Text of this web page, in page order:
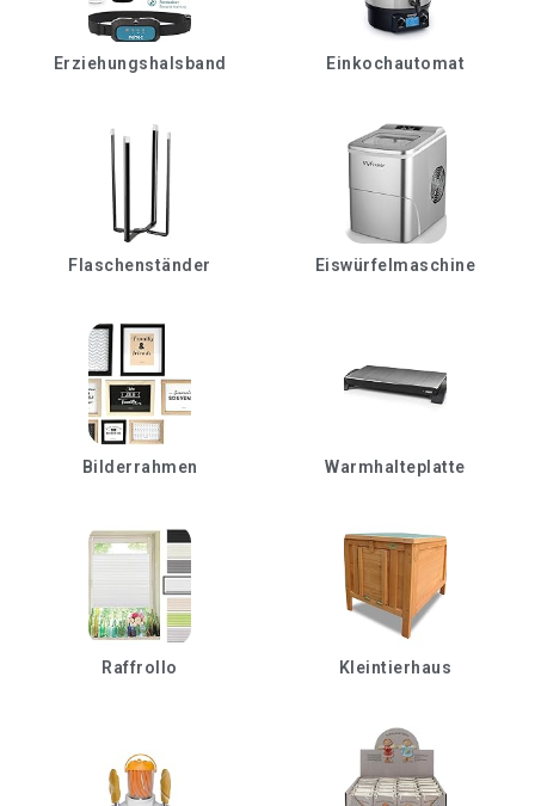
Erziehungshalsband Einkochautomat
Flaschenständer Eiswürfelmaschine
Bilderrahmen Warmhalteplatte
Raffrollo Kleintierhaus